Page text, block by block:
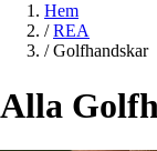
Hem
/ REA
/ Golfhandskar
Alla